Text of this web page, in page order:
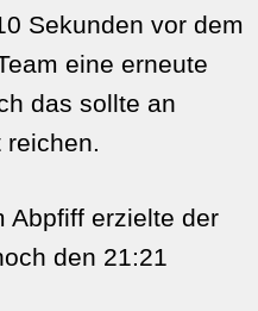
Sekunden vor dem
eine erneute
das sollte an
reichen.
Abpfiff erzielte der
den 21:21